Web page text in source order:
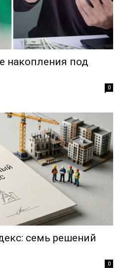
накопления под
0
семь решений
0